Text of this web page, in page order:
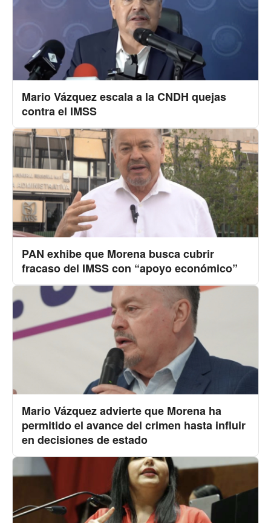
Mario Vázquez escala a la CNDH quejas
contra el IMSS
PAN exhibe que Morena busca cubrir
fracaso del IMSS con “apoyo económico”
Mario Vázquez advierte que Morena ha
permitido el avance del crimen hasta influir
en decisiones de estado